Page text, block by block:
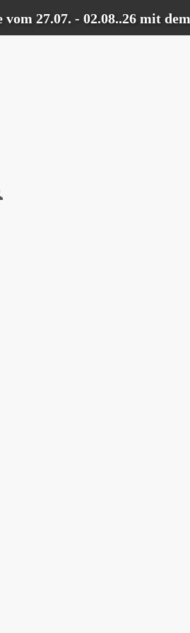
27.07. - 02.08..26 mit dem